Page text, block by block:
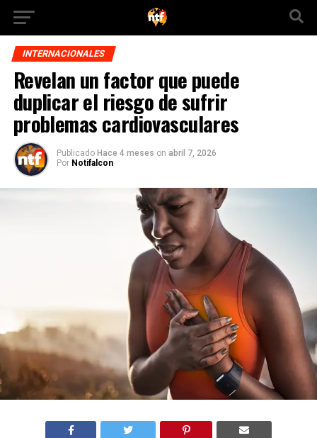
INTERNACIONALES
Revelan un factor que puede
duplicar el riesgo de sufrir
problemas cardiovasculares
Publicado Hace 4 meses on abril 7, 2026
Por Notifalcon